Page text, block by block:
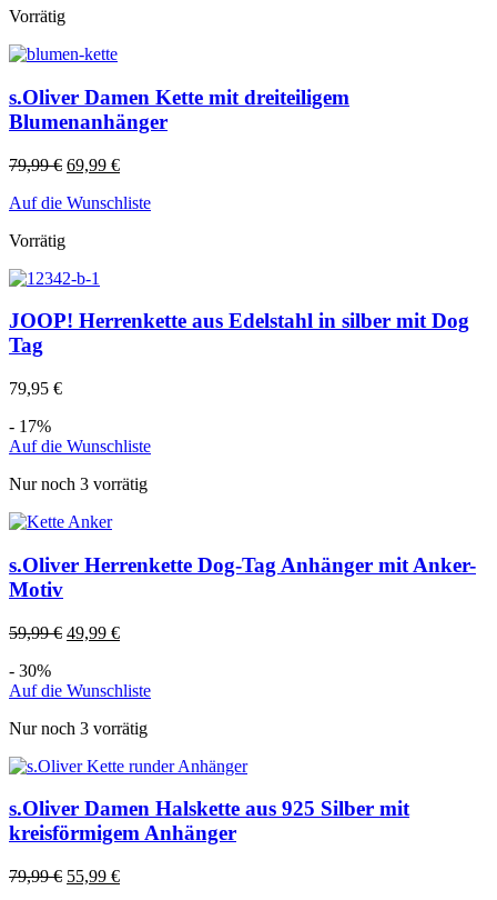
Vorrätig
s.Oliver Damen Kette mit dreiteiligem
Blumenanhänger
79,99€ 69,99 €
Auf die Wunschliste
Vorrätig
JOOP! Herrenkette aus Edelstahl in silber mit Dog
Tag
79,95 €
- 17%
Auf die Wunschliste
Nur noch 3 vorrätig
s.Oliver Herrenkette Dog-Tag Anhänger mit Anker-
Motiv
59,99€ 49,99 €
- 30%
Auf die Wunschliste
Nur noch 3 vorrätig
s.Oliver Damen Halskette aus 925 Silber mit
kreisförmigem Anhänger
79,99€ 55,99 €